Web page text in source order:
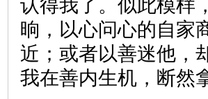
认得我了。似此模样
晌，以心问心的自家
近；或者以善迷他，
我在善内生机，断